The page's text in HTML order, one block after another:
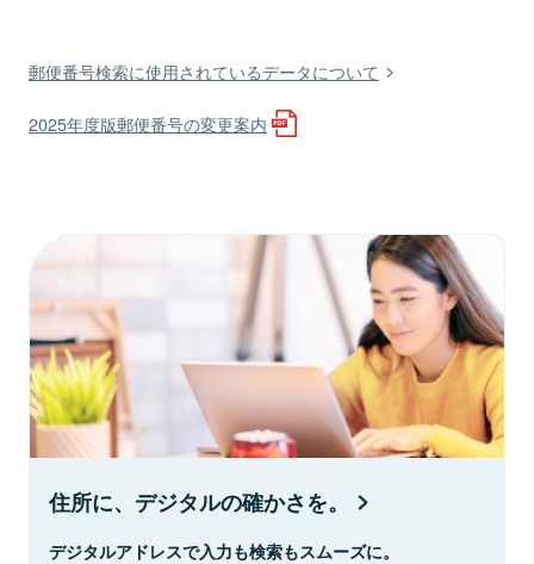
郵便番号検索に使用されているデータについて
2025年度版郵便番号の変更案内
住所に、デジタルの確かさを。
デジタルアドレスで入力も検索もスムーズに。